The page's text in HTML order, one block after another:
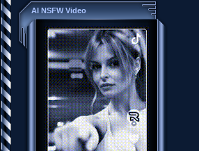
AI NSFW Video